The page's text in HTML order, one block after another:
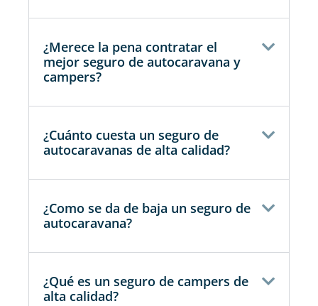
¿Merece la pena contratar el
mejor seguro de autocaravana y
campers?
¿Cuánto cuesta un seguro de
autocaravanas de alta calidad?
¿Como se da de baja un seguro de
autocaravana?
¿Qué es un seguro de campers de
alta calidad?